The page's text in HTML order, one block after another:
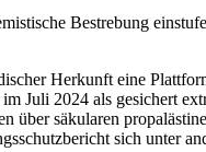
Bestrebung
Herkunft eine
Juli 2024 als gesichert
über säkularen
sich unter